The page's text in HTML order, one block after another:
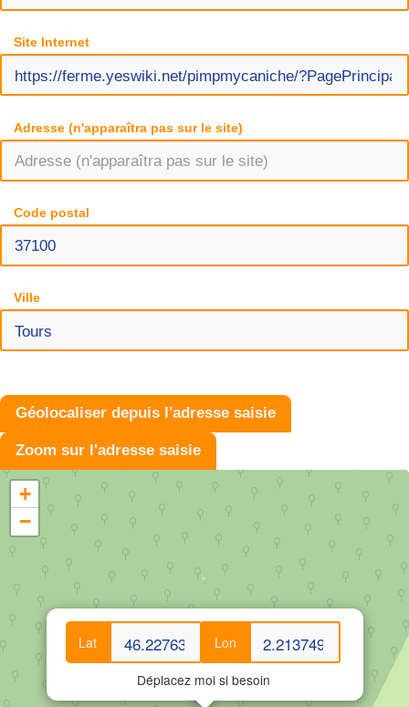
Site Internet
Adresse (n'apparaîtra pas sur le site)
Code postal
Ville
Géolocaliser depuis l'adresse saisie
Zoom sur l'adresse saisie
Lat Lon
Déplacez moi si besoin
+
−